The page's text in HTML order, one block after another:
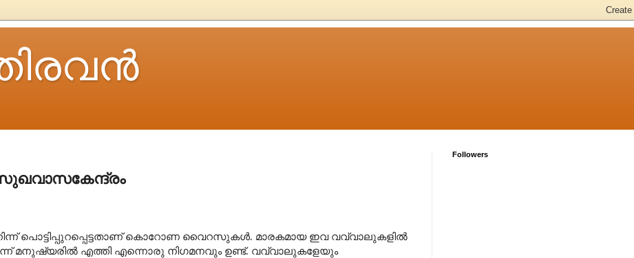
പൊട്ടിപ്പുറപ്പെട്ടതാണ് കൊറോണ വൈറസുകൾ. മാരകമായ ഇവ വവ്വാലുകളിൽ
മനുഷ്യരിൽ എത്തി എന്നൊരു നിഗമനവും ഉണ്ട്. വവ്വാലുകളേയും
Followers